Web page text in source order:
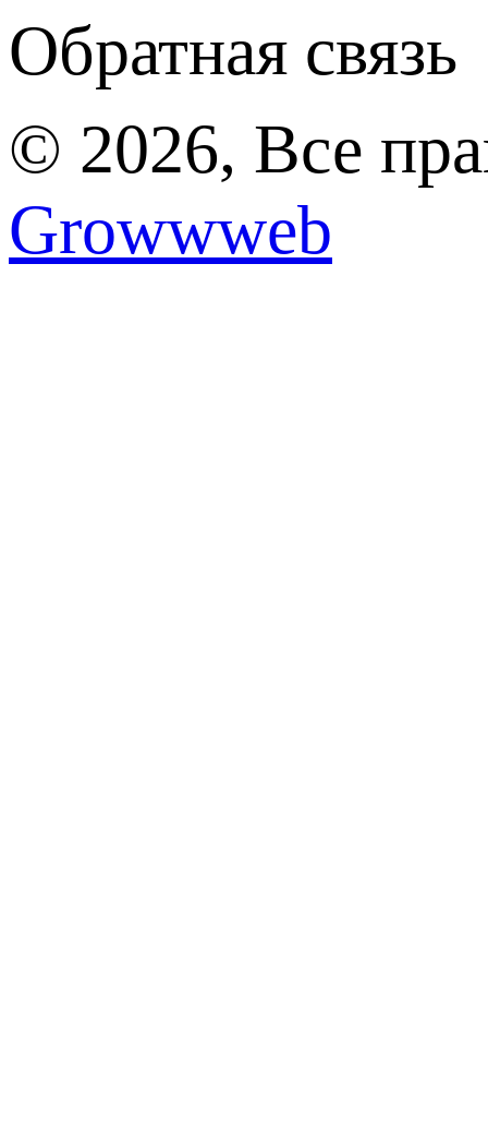
Обратная связь
© 2026, Все
Growwweb